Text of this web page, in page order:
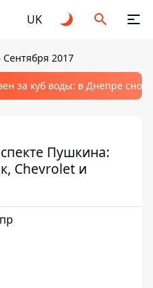
UK
Сентября 2017
за куб воды: в Днепре
Пушкина:
Сhevrolet и